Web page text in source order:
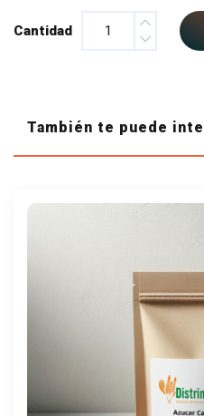
Cantidad
También te puede